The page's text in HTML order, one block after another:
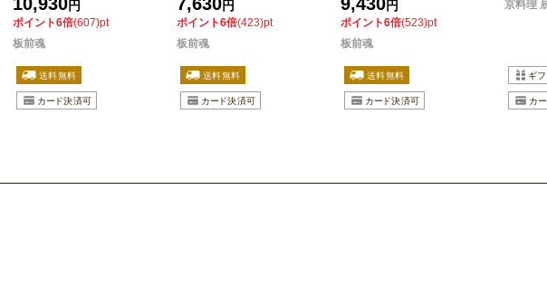
円
ポイント6倍(607)pt
板前魂
円
ポイント6倍(423)pt
板前魂
円
ポイント6倍(523)pt
板前魂
京料理